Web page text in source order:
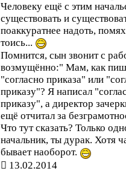
Человеку ещё с этим
существовать и
поаккуратнее надоть,
тоись...
Помнится, сын звонит с
возмущённо:" Мам, как
"согласно приказа" или
приказу"? Я написал
приказу", а директор
ещё отчитал за
Что тут сказать? Только
начальник, ты дурак. Хотя
бывает наоборот.
13.02.2014